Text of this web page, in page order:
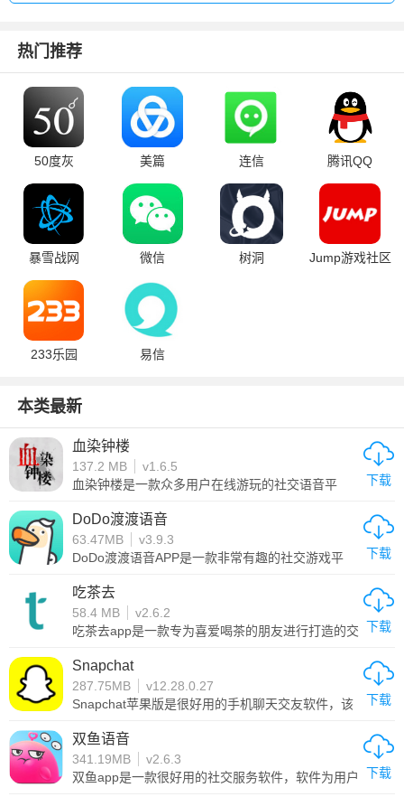
热门推荐
50度灰 美篇 连信 腾讯QQ
暴雪战网 微信 树洞 Jump游戏社区
233乐园 易信
本类最新
血染钟楼
137.2 MB
v1.6.5
血染钟楼是一款众多用户在线游玩的社交语音平
玩家可以选择不同的伙伴一起在线组局，畅聊一起
玩，新人的图文教程也非常清新，完成任务就可以
领取金币。自带好用的说书人工具，让你快速主
持。超多的桌游爱好者在线和你聊天，实时匹配，
下载
DoDo渡渡语音
63.47MB
v3.9.3
DoDo渡渡语音APP是一款非常有趣的社交游戏平
戏图鉴以及最新的更新数据、信息数据等都可以在
这里获取，还有多种游戏攻略可以随时了解。如果
是动森玩家，还可以在这里与全球40万动森玩家一
起聊天开黑，讨论在游戏中发现的各种有趣的小细
兴趣的用户就下载试试吧。
下载
吃茶去
58.4 MB
v2.6.2
吃茶去app是一款专为喜爱喝茶的朋友进行打造的交
这里自由参与各种话题进行讨论交流，结交更多的
朋友。除此之外，还有着很多的茶百科知识可以自
由查看，从中学习到更多的茶知识，感兴趣的朋友
可以来下载吃茶去app使用。
下载
Snapchat
287.75MB
v12.28.0.27
Snapchat苹果版是很好用的手机聊天交友软件，该
爱，是在苹果手机上很受欢迎的交友应用，提供有
核心的即时通讯服务，可以添加现实好友或者匹配
遭遇其他网友来聊天，支持文本、语音、视频等不
同形式的沟通方式，而且内置有超多趣味贴纸、表
下载
双鱼语音
341.19MB
v2.6.3
双鱼app是一款很好用的社交服务软件，软件为用户
下载